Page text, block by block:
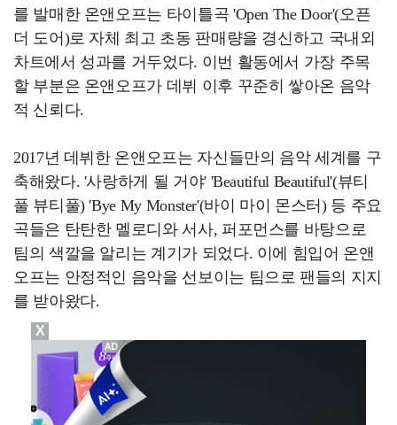
를 발매한 온앤오프는 타이틀곡 'Open The Door'(오픈
더 도어)로 자체 최고 초동 판매량을 경신하고 국내외
차트에서 성과를 거두었다. 이번 활동에서 가장 주목
할 부분은 온앤오프가 데뷔 이후 꾸준히 쌓아온 음악
적 신뢰다.
2017년 데뷔한 온앤오프는 자신들만의 음악 세계를 구
축해왔다. '사랑하게 될 거야' 'Beautiful Beautiful'(뷰티
풀 뷰티풀) 'Bye My Monster'(바이 마이 몬스터) 등 주요
곡들은 탄탄한 멜로디와 서사, 퍼포먼스를 바탕으로
팀의 색깔을 알리는 계기가 되었다. 이에 힘입어 온앤
오프는 안정적인 음악을 선보이는 팀으로 팬들의 지지
를 받아왔다.
X